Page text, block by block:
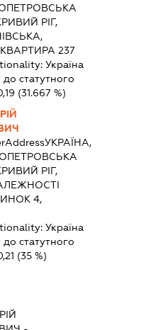
РІГ,
237
Україна
до статутного
(31.667 %)
УКРАЇНА,
РІГ,
4,
Україна
до статутного
(35 %)